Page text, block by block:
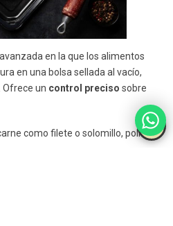
en la que los alimentos
en una bolsa sellada al vacío,
Ofrece un control preciso sobre
como filete o solomillo, pollo y